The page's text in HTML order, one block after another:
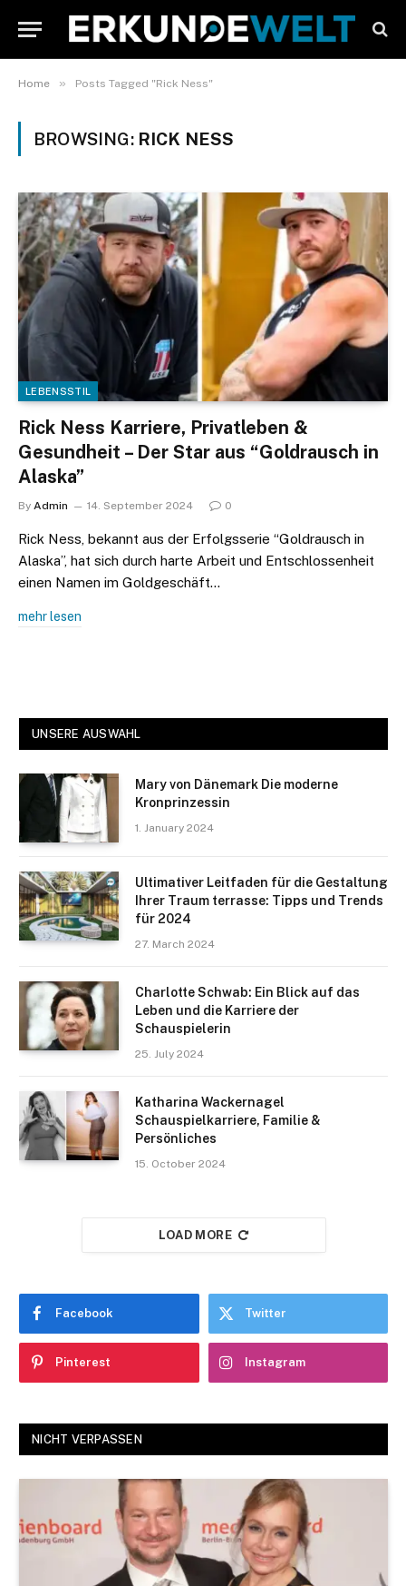
Home » Posts Tagged "Rick Ness"
BROWSING: RICK NESS
LEBENSSTIL
Rick Ness Karriere, Privatleben &
Gesundheit – Der Star aus “Goldrausch in
Alaska”
By Admin 14. September 2024 0
Rick Ness, bekannt aus der Erfolgsserie “Goldrausch in
Alaska”, hat sich durch harte Arbeit und Entschlossenheit
einen Namen im Goldgeschäft…
mehr lesen
UNSERE AUSWAHL
Mary von Dänemark Die moderne
Kronprinzessin
1. January 2024
Ultimativer Leitfaden für die Gestaltung
Ihrer Traum terrasse: Tipps und Trends
für 2024
27. March 2024
Charlotte Schwab: Ein Blick auf das
Leben und die Karriere der
Schauspielerin
25. July 2024
Katharina Wackernagel
Schauspielkarriere, Familie &
Persönliches
15. October 2024
LOAD MORE
Facebook Twitter
Pinterest Instagram
NICHT VERPASSEN